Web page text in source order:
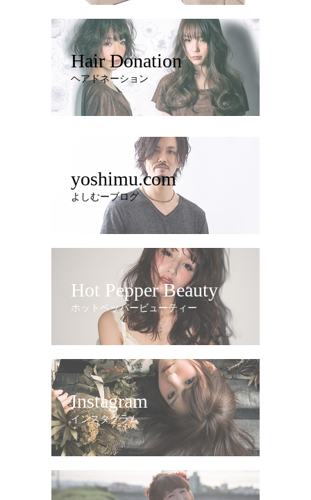
Hair Donation
ヘアドネーション
yoshimu.com
よしむーブログ
Hot Pepper Beauty
ホットペッパービューティー
Instagram
インスタグラム